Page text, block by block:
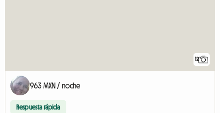
12
963 MXN / noche
Respuesta rápida